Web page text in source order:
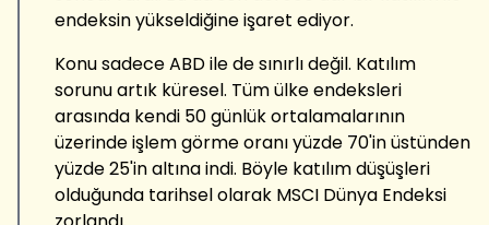
endeksin yükseldiğine işaret ediyor.
Konu sadece ABD ile de sınırlı değil. Katılım
sorunu artık küresel. Tüm ülke endeksleri
arasında kendi 50 günlük ortalamalarının
üzerinde işlem görme oranı yüzde 70'in üstünden
yüzde 25'in altına indi. Böyle katılım düşüşleri
olduğunda tarihsel olarak MSCI Dünya Endeksi